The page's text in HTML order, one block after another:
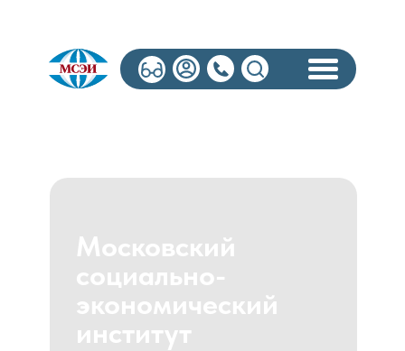
Московский
социально-
экономический
институт